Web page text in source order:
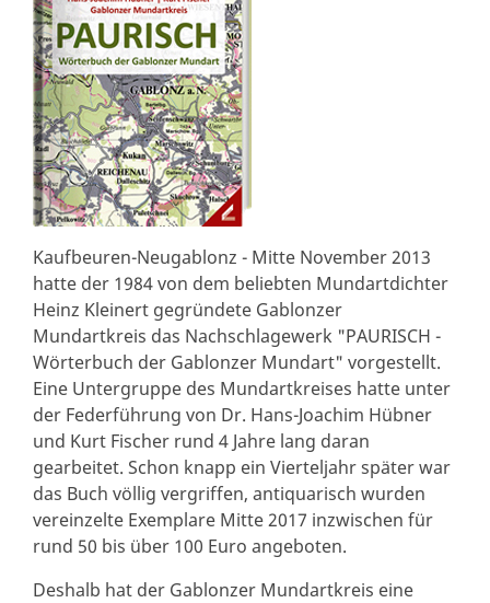
Kaufbeuren-Neugablonz - Mitte November 2013
hatte der 1984 von dem beliebten Mundartdichter
Heinz Kleinert gegründete Gablonzer
Mundartkreis das Nachschlagewerk "PAURISCH -
Wörterbuch der Gablonzer Mundart" vorgestellt.
Eine Untergruppe des Mundartkreises hatte unter
der Federführung von Dr. Hans-Joachim Hübner
und Kurt Fischer rund 4 Jahre lang daran
gearbeitet. Schon knapp ein Vierteljahr später war
das Buch völlig vergriffen, antiquarisch wurden
vereinzelte Exemplare Mitte 2017 inzwischen für
rund 50 bis über 100 Euro angeboten.
Deshalb hat der Gablonzer Mundartkreis eine